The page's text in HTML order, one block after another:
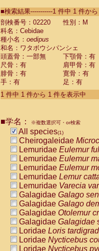
CebidaeSaguinus
Cebidae Saguinus
Cebidae
Cebidae
CebidaeSaguinus
Cebidae Saguinus
Cebidae Saguinus
Cebidae Saguinusspp.
Cebidae Aotus
Cebidae Cebus
CebidaeCebus
CebidaeCebus
CebidaeSaimiri
CebidaeSaimiri
AtelidaeAlouatta
AtelidaeAlouatta
AtelidaeAlouatta
AtelidaeAlouattaspp.
AtelidaeAteles
AtelidaeAteles
AtelidaeAteles
AtelidaeAtelesspp.(0)
Atelidae Lagothrix
AtelidaeLagothrix
PitheciidaeCacajao
■検索結果-----------1 件中 1 件か
剖検番号：02220
性別：M
科名：Cebidae
種小名： oedipus
和名：ワタボウシパンシェ
頭蓋骨：一部無
下顎骨：有
尺骨：有
肩甲骨：有
腓骨：有
寛骨：有
手：有
足：有
1 件中 1 件から 1 件を表示中
■学名： ※複数選択可・or検索
All species(1)
Cheirogaleidae
Lemuridae Eulemur
Lemuridae Eulemur
Lemuridae Eulemur
Lemuridae Lemur
Lemuridae Varecia
Galagidae Galago
Galagidae Galago
Galagidae Otolemur
Galagidae Galagidae
Loridae Loris
Loridae Nycticebus
Loridae Nycticebus